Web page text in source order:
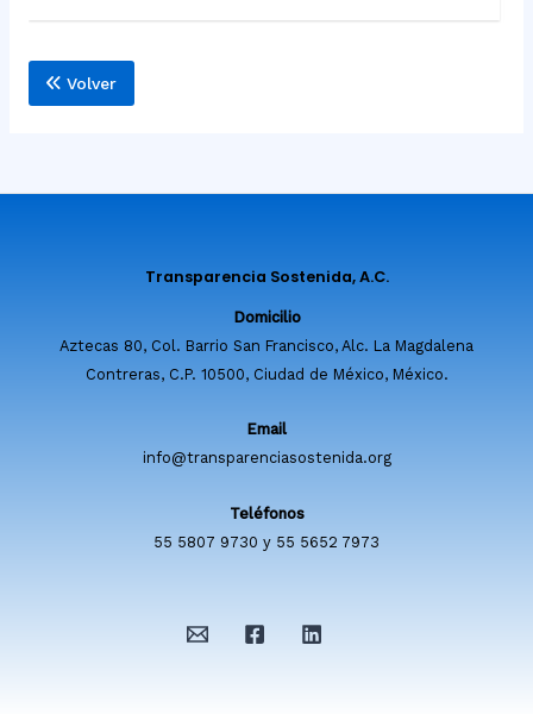
Volver
Transparencia Sostenida, A.C.
Domicilio
Aztecas 80, Col. Barrio San Francisco, Alc. La Magdalena
Contreras, C.P. 10500, Ciudad de México, México.
Email
info@transparenciasostenida.org
Teléfonos
55 5807 9730 y 55 5652 7973